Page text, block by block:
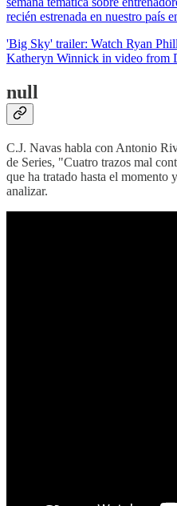
recién estrenada en nuestro país
'Big Sky' trailer: Watch Ryan
Katheryn Winnick in video from
null
C.J. Navas habla con Antonio
de Series, "Cuatro trazos mal
que ha tratado hasta el momento
analizar.